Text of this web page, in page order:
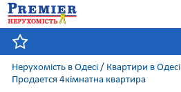
Нерухомість в Одесі / Квартири в Одесі
Продается 4кімнатна квартира